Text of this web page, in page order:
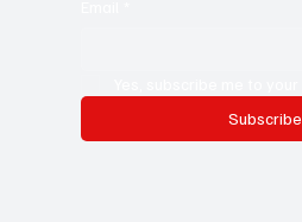
Subscribe